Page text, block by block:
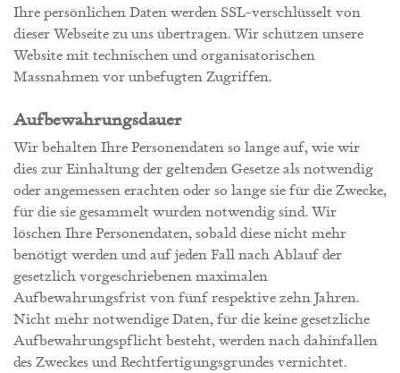
Ihre persönlichen Daten werden SSL-verschlüsselt von
dieser Webseite zu uns übertragen. Wir schützen unsere
Website mit technischen und organisatorischen
Massnahmen vor unbefugten Zugriffen.
Aufbewahrungsdauer
Wir behalten Ihre Personendaten so lange auf, wie wir
dies zur Einhaltung der geltenden Gesetze als notwendig
oder angemessen erachten oder so lange sie für die Zwecke,
für die sie gesammelt wurden notwendig sind. Wir
löschen Ihre Personendaten, sobald diese nicht mehr
benötigt werden und auf jeden Fall nach Ablauf der
gesetzlich vorgeschriebenen maximalen
Aufbewahrungsfrist von fünf respektive zehn Jahren.
Nicht mehr notwendige Daten, für die keine gesetzliche
Aufbewahrungspflicht besteht, werden nach dahinfallen
des Zweckes und Rechtfertigungsgrundes vernichtet.